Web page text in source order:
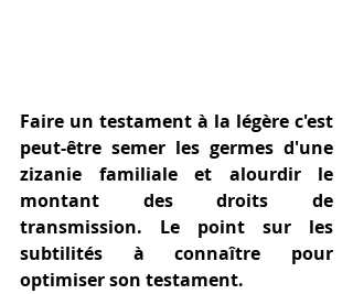
Faire un testament à la légère c'est
peut-être semer les germes d'une
zizanie familiale et alourdir le
montant des droits de
transmission. Le point sur les
subtilités à connaître pour
optimiser son testament.